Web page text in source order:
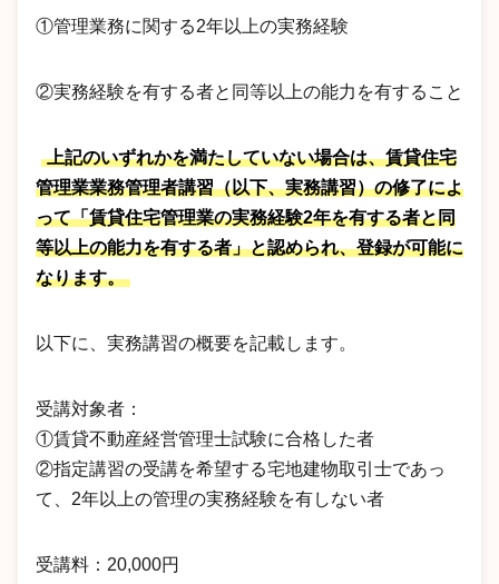
①管理業務に関する2年以上の実務経験
②実務経験を有する者と同等以上の能力を有すること
上記のいずれかを満たしていない場合は、賃貸住宅
管理業業務管理者講習（以下、実務講習）の修了によ
って「賃貸住宅管理業の実務経験2年を有する者と同
等以上の能力を有する者」と認められ、登録が可能に
なります。
以下に、実務講習の概要を記載します。
受講対象者：
①賃貸不動産経営管理士試験に合格した者
②指定講習の受講を希望する宅地建物取引士であっ
て、2年以上の管理の実務経験を有しない者
受講料：20,000円